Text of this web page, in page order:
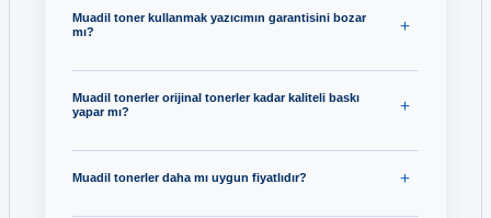
Muadil toner kullanmak yazıcımın garantisini bozar
mı?
Muadil tonerler orijinal tonerler kadar kaliteli baskı
yapar mı?
Muadil tonerler daha mı uygun fiyatlıdır?